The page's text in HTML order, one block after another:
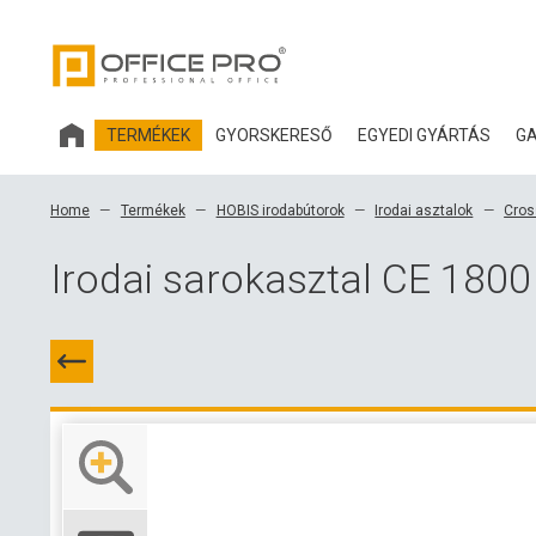
TERMÉKEK GYORSKERESŐ EGYEDI GYÁRTÁS
Home Termékek HOBIS irodabútorok Irodai asztalok
Irodai sarokasztal CE